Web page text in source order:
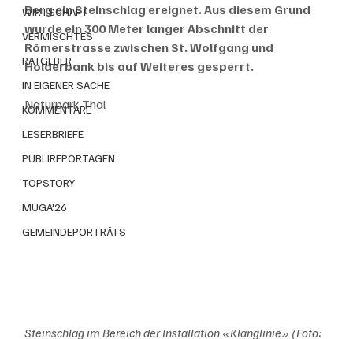
WIRTSCHAFT
VERMISCHTES
RATGEBER
IN EIGENER SACHE
KOMMENTARE
LESERBRIEFE
PUBLIREPORTAGEN
TOPSTORY
MUGA'26
GEMEINDEPORTRÄTS
Berg ein Steinschlag ereignet. Aus diesem Grund
wurde ein 300 Meter langer Abschnitt der
Römerstrasse zwischen St. Wolfgang und
Holderbank bis auf Weiteres gesperrt.
Naturpark Thal
Steinschlag im Bereich der Installation «Klanglinie» (Foto: